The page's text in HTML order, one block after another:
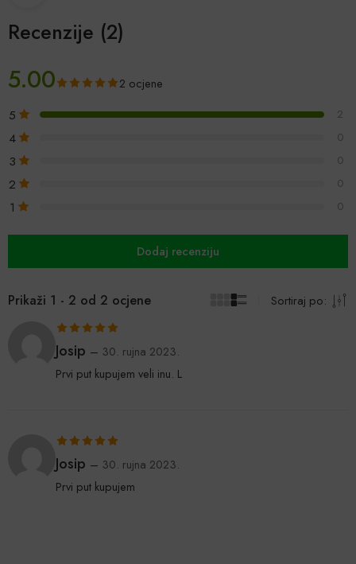
Recenzije (2)
5.00 2 ocjene
5 2
4 0
3 0
2 0
1 0
Dodaj recenziju
Prikaži 1 - 2 od 2 ocjene Sortiraj po:
Ocijenjeno5
od 5
Josip – 30. rujna 2023.
Prvi put kupujem veli inu. L
Ocijenjeno5
od 5
Josip – 30. rujna 2023.
Prvi put kupujem